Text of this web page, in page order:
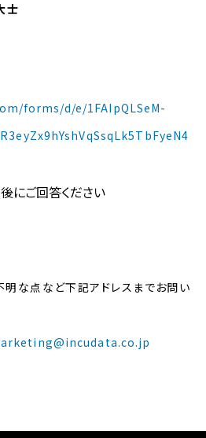
士
forms/d/e/1FAIpQLSeM-
にご回答ください
明な点など下記アドレスまでお問い